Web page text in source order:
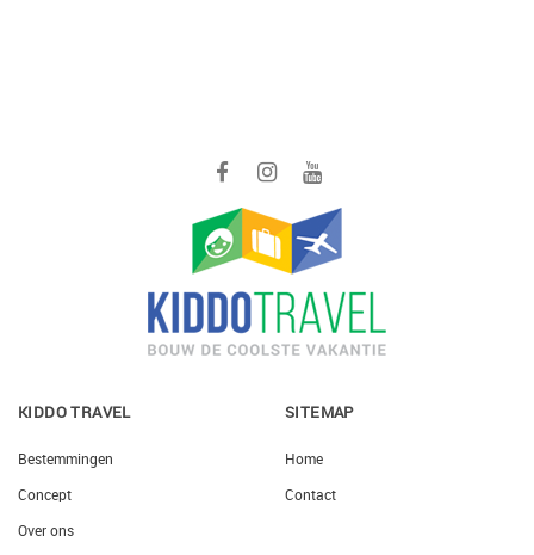
KIDDO TRAVEL
Bestemmingen
Concept
Over ons
SITEMAP
Home
Contact